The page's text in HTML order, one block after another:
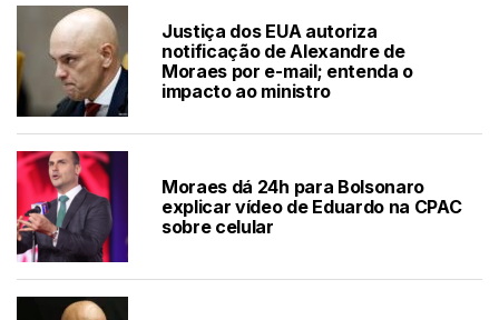
Justiça dos EUA autoriza
notificação de Alexandre de
Moraes por e-mail; entenda o
impacto ao ministro
Moraes dá 24h para Bolsonaro
explicar vídeo de Eduardo na CPAC
sobre celular